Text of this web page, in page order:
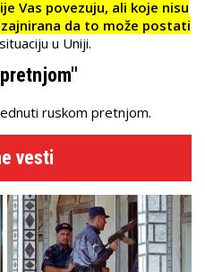
Vas povezuju, ali koje nisu
da to može postati
u Uniji.
ruskom pretnjom.
vesti